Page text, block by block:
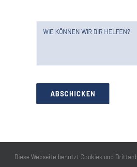
ABSCHICKEN
Diese Webseite benutzt Cookies und